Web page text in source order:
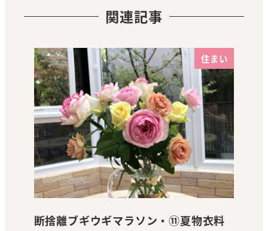
関連記事
住まい
断捨離ブギウギマラソン・⑪夏物衣料